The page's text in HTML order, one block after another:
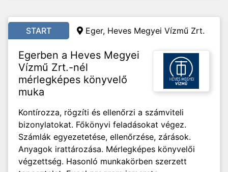
START Eger, Heves Megyei Vízmű Zrt.
Egerben a Heves Megyei
Vízmű Zrt.-nél
mérlegképes könyvelő
muka
Kontírozza, rögzíti és ellenőrzi a számviteli
bizonylatokat. Főkönyvi feladásokat végez.
Számlák egyezetetése, ellenőrzése, zárások.
Anyagok irattározása. Mérlegképes könyvelői
végzettség. Hasonló munkakörben szerzett